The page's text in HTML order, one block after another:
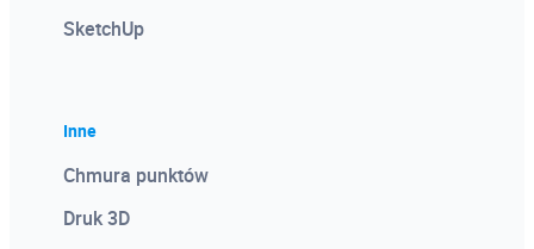
SketchUp
Inne
Chmura punktów
Druk 3D